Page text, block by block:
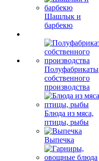
Шашлык и
барбекю
Полуфабрикаты
собственного
производства
Блюда из мяса,
птицы, рыбы
Выпечка